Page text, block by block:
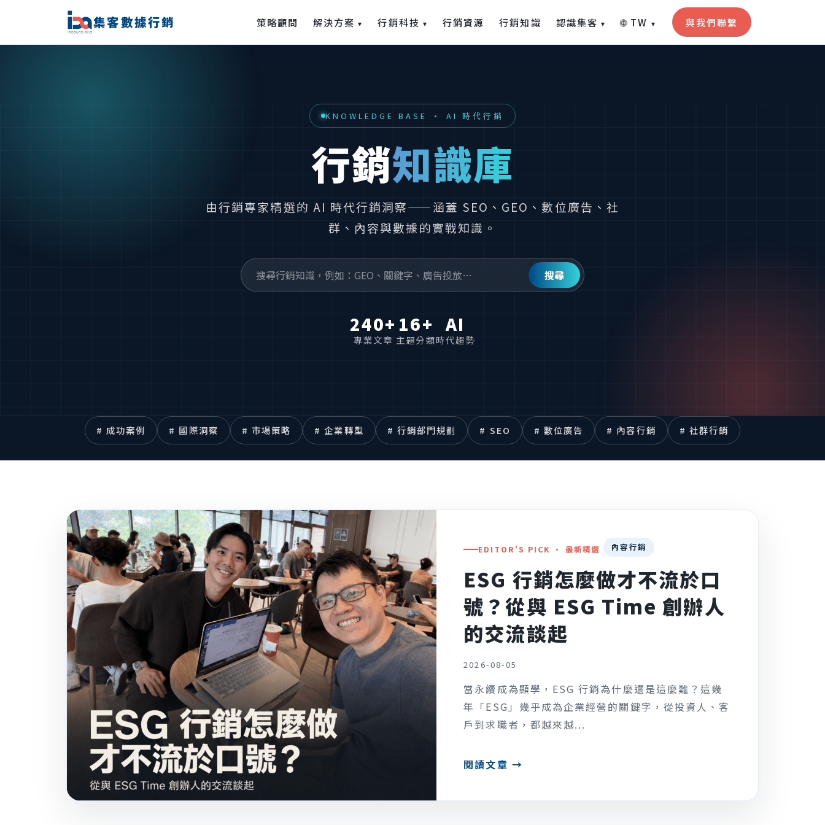
集客數據行銷 策略顧問 解決方案▾ 行銷科技 ▾ 行銷資源 行銷知識 認識集客 ▾ 🌐 TW ▾ 與我們聯繫
KNOWLEDGE BASE · AI 時代行銷
行銷知識庫
由行銷專家精選的 AI 時代行銷洞察——涵蓋 SEO、GEO、數位廣告、社
群、內容與數據的實戰知識。
搜尋
240+
專業文章
16+
主題分類
AI
時代趨勢
# 成功案例 # 國際洞察 # 市場策略 # 企業轉型 # 行銷部門規劃 # SEO # 數位廣告 # 內容行銷 # 社群行銷
EDITOR'S PICK · 最新精選 內容行銷
ESG 行銷怎麼做才不流於口
號？從與 ESG Time 創辦人
的交流談起
2026-08-05
當永續成為顯學，ESG 行銷為什麼還是這麼難？這幾
年「ESG」幾乎成為企業經營的關鍵字，從投資人、客
戶到求職者，都越來越...
閱讀文章 →